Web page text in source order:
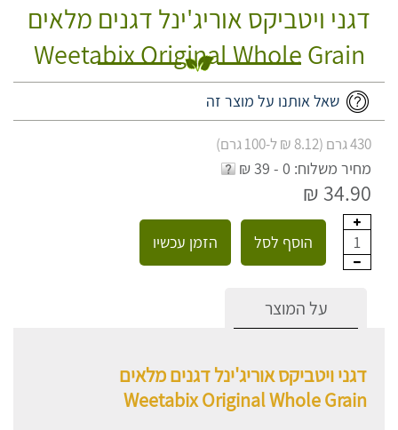
דגני ויטביקס אוריג'ינל דגנים מלאים
Weetabix Original Whole Grain
שאל אותנו על מוצר זה
430 גרם (8.12 ₪ ל-100 גרם)
מחיר משלוח: 0 - 39 ₪
34.90 ₪
1 הוסף לסל הזמן עכשיו
על המוצר
דגני ויטביקס אוריג'ינל דגנים מלאים
Weetabix Original Whole Grain